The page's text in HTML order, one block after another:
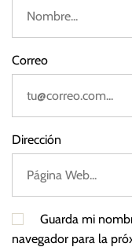
Correo
Dirección
Guarda mi
navegador para la